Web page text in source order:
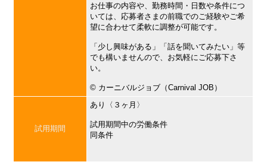
お仕事の内容や、勤務時間・日数や条件につ
いては、応募者さまの前職でのご経験やご希
望に合わせて柔軟に調整が可能です。
「少し興味がある」「話を聞いてみたい」等
でも構いませんので、お気軽にご応募下さ
い。
©︎ カーニバルジョブ（Carnival JOB）
試用期間
あり〈３ヶ月〉
試用期間中の労働条件
同条件